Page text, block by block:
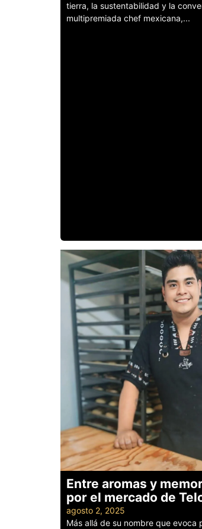
tierra, la sustentabilidad y la
multipremiada chef mexicana,...
Entre aromas y
por el mercado de
agosto 2, 2025
Más allá de su nombre que evoca